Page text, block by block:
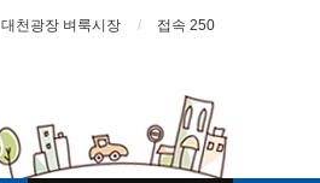
대천광장 벼룩시장 접속 250